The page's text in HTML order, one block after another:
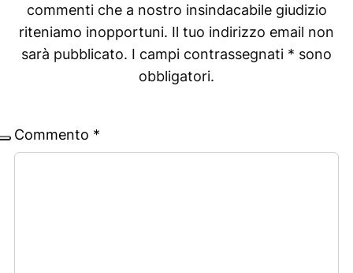
commenti che a nostro insindacabile giudizio
riteniamo inopportuni. Il tuo indirizzo email non
sarà pubblicato. I campi contrassegnati * sono
obbligatori.
Commento *